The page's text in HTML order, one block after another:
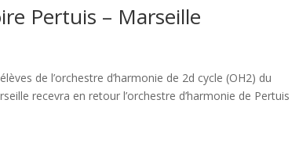
Pertuis – Marseille
de l’orchestre d’harmonie de 2d cycle (OH2) du
recevra en retour l’orchestre d’harmonie de Pertuis